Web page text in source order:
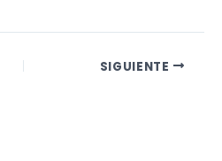
SIGUIENTE